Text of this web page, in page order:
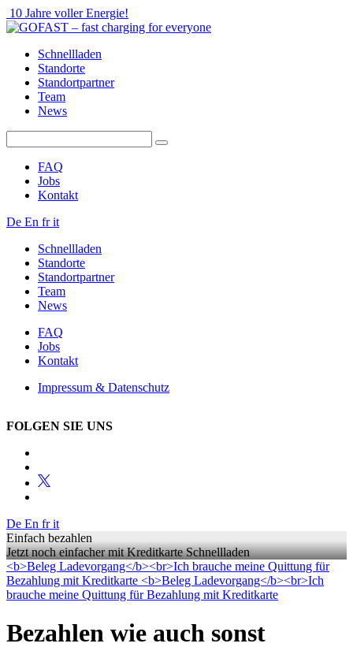
10 Jahre voller Energie!
Schnellladen
Standorte
Standortpartner
Team
News
FAQ
Jobs
Kontakt
De En fr it
Schnellladen
Standorte
Standortpartner
Team
News
FAQ
Jobs
Kontakt
Impressum & Datenschutz
FOLGEN SIE UNS
De En fr it
Einfach bezahlen
Jetzt noch einfacher mit Kreditkarte Schnellladen
<b>Beleg Ladevorgang</b><br>Ich brauche meine Quittung für
Bezahlung mit Kreditkarte <b>Beleg Ladevorgang</b><br>Ich
brauche meine Quittung für Bezahlung mit Kreditkarte
Bezahlen wie auch sonst